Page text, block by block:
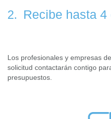
2. Recibe hasta 4
Los profesionales y empresas
solicitud contactarán contigo
presupuestos.